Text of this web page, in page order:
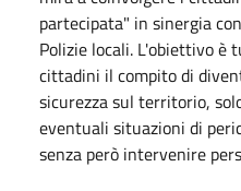
partecipata" in sinergia
Polizie locali. L'obiettivo è
cittadini il compito di
sicurezza sul territorio,
eventuali situazioni di
senza però intervenire